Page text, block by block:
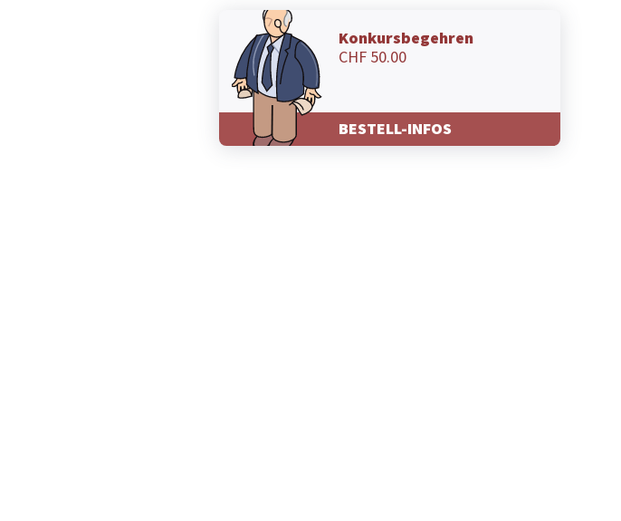
Konkursbegehren
CHF 50.00
BESTELL-INFOS